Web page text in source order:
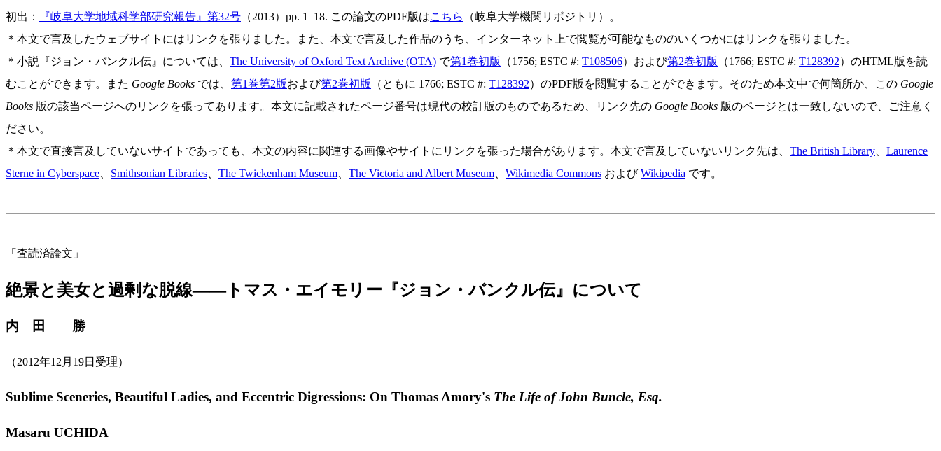
初出： 『岐阜大学地域科学部研究報告』第32号 （2013）pp. 1–18. この論文のPDF版はこちら
（岐阜大学機関リポジトリ）。
＊本文で言及したウェブサイトにはリンクを張りました。また、本文で言及した作品のうち、インターネット上で閲覧が可能なもののいくつかにはリンクを張りました。
＊小説『ジョン・バンクル伝』については、 The University of Oxford Text Archive (OTA) で第1巻初版 （1756; ESTC #: T108506）および第2巻初版 （1766; ESTC #: T128392）のHTML版を読
むことができます。また Google Books では、 第1巻第2版および第2巻初版 （ともに 1766; ESTC #: T128392）のPDF版を閲覧することができます。そのため本文中で何箇所か、この Google
Books 版の該当ページへのリンクを張ってあります。本文に記載されたページ番号は現代の校訂版のものであるため、リンク先の Google Books 版のページとは一致しないので、ご注意く
ださい。
＊本文で直接言及していないサイトであっても、本文の内容に関連する画像やサイトにリンクを張った場合があります。本文で言及していないリンク先は、 The British Library
Laurence
Sterne in Cyberspace
Smithsonian Libraries The Twickenham Museum The Victoria and Albert Museum Wikimedia Commons およびWikipedia です。
「査読済論文」
絶景と美女と過剰な脱線——トマス・エイモリー『ジョン・バンクル伝』について
内 田 勝
（2012年12月19日受理）
Sublime Sceneries, Beautiful Ladies, and Eccentric Digressions: On Thomas Amory's The Life of John Buncle, Esq.
Masaru UCHIDA